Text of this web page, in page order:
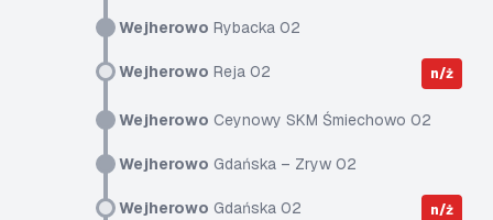
Wejherowo Rybacka 02
Wejherowo Reja 02 n/ż
Wejherowo Ceynowy SKM Śmiechowo 02
Wejherowo Gdańska – Zryw 02
Wejherowo Gdańska 02 n/ż